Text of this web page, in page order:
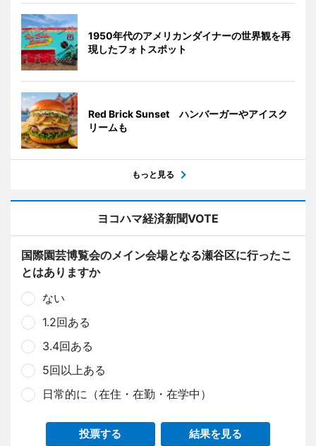
1950年代のアメリカンダイナーの世界観を再
現したフォトスポット
Red Brick Sunset ハンバーガーやアイスク
リームも
もっと見る
ヨコハマ経済新聞VOTE
国際園芸博覧会のメイン会場となる瀬谷区に行ったこ
とはありますか
ない
1.2回ある
3.4回ある
5回以上ある
日常的に（在住・在勤・在学中）
投票する 結果を見る